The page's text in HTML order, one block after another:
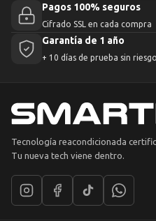
Pagos 100% seguros
Cifrado SSL en cada compra
Garantía de 1 año
+ 10 días de prueba sin riesgo
Tecnología reacondicionada
Tu nueva tech viene dentro.